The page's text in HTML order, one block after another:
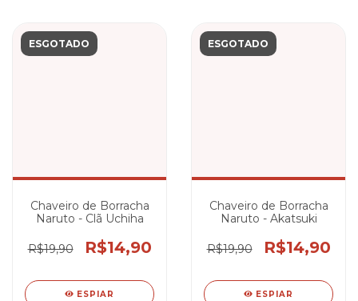
ESGOTADO
Chaveiro de Borracha
Naruto - Clã Uchiha
R$19,90 R$14,90
ESPIAR
ESGOTADO
Chaveiro de Borracha
Naruto - Akatsuki
R$19,90 R$14,90
ESPIAR